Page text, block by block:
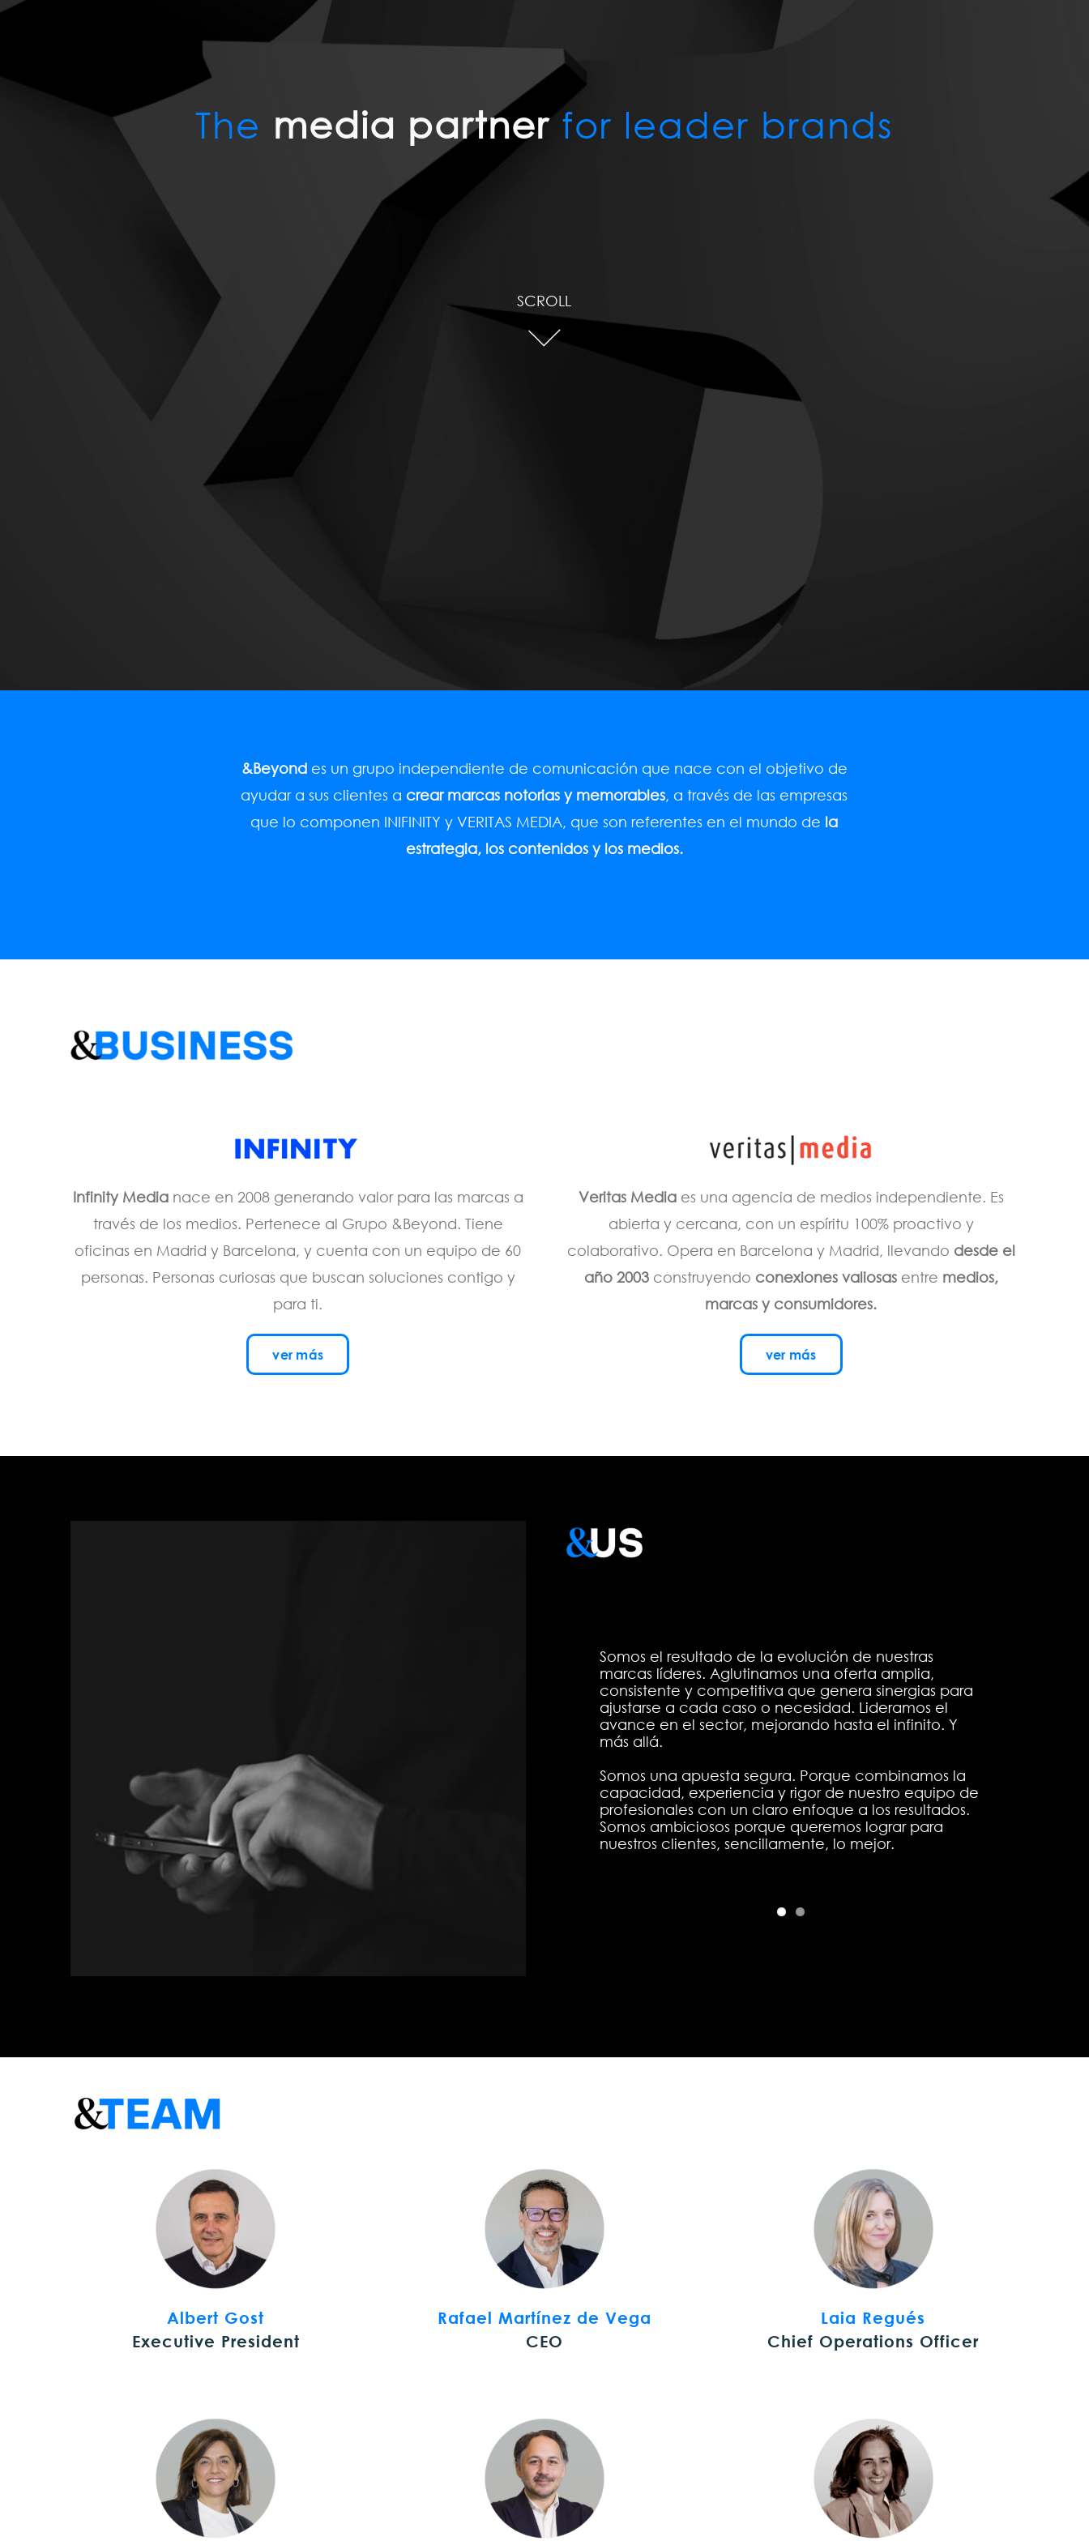
The media partnerfor leader brands
SCROLL
&Beyondes un grupo independiente de comunicación que nace con el objetivo de
ayudar a sus clientes a crear marcas notorias y memorables, a través de las empresas
que lo componen INIFINITY y VERITAS MEDIA, que son referentes en el mundo de la
estrategia, los contenidos y los medios.
Infinity Medianace en 2008 generando valor para las marcas a
través de los medios. Pertenece al Grupo &Beyond. Tiene
oficinas en Madrid y Barcelona, y cuenta con un equipo de 60
personas. Personas curiosas que buscan soluciones contigo y
para ti.
ver más
Veritas Mediaes una agencia de medios independiente. Es
abierta y cercana, con un espíritu 100% proactivo y
colaborativo. Opera en Barcelona y Madrid, llevando desde el
año 2003construyendo conexiones valiosasentre medios,
marcas y consumidores.
ver más
Somos el resultado de la evolución de nuestras
marcas líderes. Aglutinamos una oferta amplia,
consistente y competitiva que genera sinergias para
ajustarse a cada caso o necesidad. Lideramos el
avance en el sector, mejorando hasta el infinito. Y
más allá.
Somos una apuesta segura. Porque combinamos la
capacidad, experiencia y rigor de nuestro equipo de
profesionales con un claro enfoque a los resultados.
Somos ambiciosos porque queremos lograr para
nuestros clientes, sencillamente, lo mejor.
Albert Gost
Executive President
Rafael Martínez de Vega
CEO
Laia Regués
Chief Operations Officer